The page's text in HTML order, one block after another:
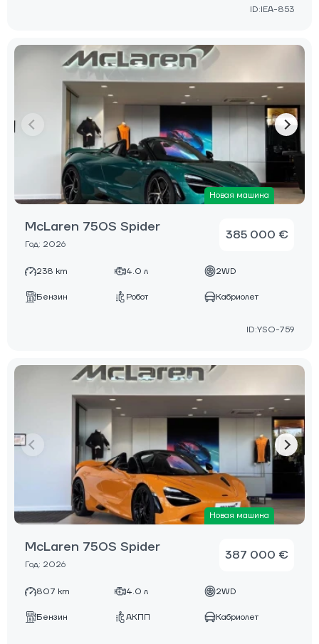
ID:IEA-853
Новая машина
McLaren 750S Spider
Год: 2026
385 000 €
238 km 4.0 л 2WD
Бензин Робот Кабриолет
ID:YSO-759
Новая машина
McLaren 750S Spider
Год: 2026
387 000 €
807 km 4.0 л 2WD
Бензин АКПП Кабриолет